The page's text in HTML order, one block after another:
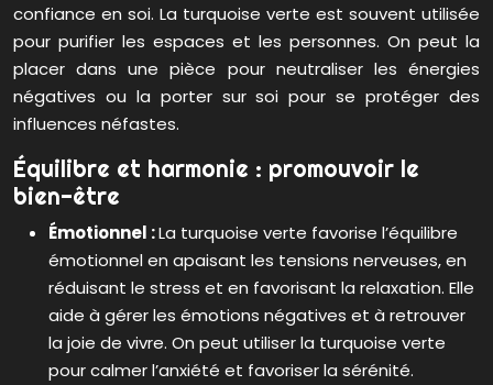
confiance en soi. La turquoise verte est souvent utilisée
pour purifier les espaces et les personnes. On peut la
placer dans une pièce pour neutraliser les énergies
négatives ou la porter sur soi pour se protéger des
influences néfastes.
Équilibre et harmonie : promouvoir le
bien-être
Émotionnel :La turquoise verte favorise l’équilibre
émotionnel en apaisant les tensions nerveuses, en
réduisant le stress et en favorisant la relaxation. Elle
aide à gérer les émotions négatives et à retrouver
la joie de vivre. On peut utiliser la turquoise verte
pour calmer l’anxiété et favoriser la sérénité.